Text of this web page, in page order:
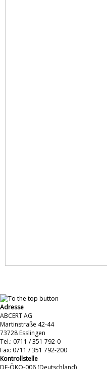
Adresse
ABCERT AG
Martinstraße 42-44
73728 Esslingen
Tel.: 0711 / 351 792-0
Fax: 0711 / 351 792-200
Kontrollstelle
DE-ÖKO-006 (Deutschland)